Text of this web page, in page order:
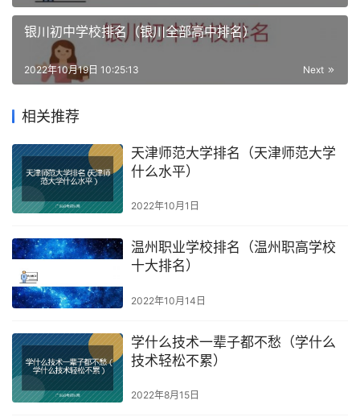
银川初中学校排名（银川全部高中排名）
Next
2022年10月19日 10:25:13
相关推荐
天津师范大学排名（天津师范大学
什么水平）
2022年10月1日
温州职业学校排名（温州职高学校
十大排名）
2022年10月14日
学什么技术一辈子都不愁（学什么
技术轻松不累）
2022年8月15日